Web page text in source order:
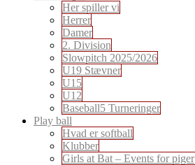
Her spiller vi
Herrer
Damer
2. Division
Slowpitch 2025/2026
U19 Stævner
U15
U12
Baseball5 Turneringer
Play ball
Hvad er softball
Klubber
Girls at Bat – Events for piger